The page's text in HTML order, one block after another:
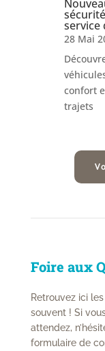
service
28 Mai
confort
trajets
Foire aux
Retrouvez ici
souvent ! Si
attendez,
formulaire de